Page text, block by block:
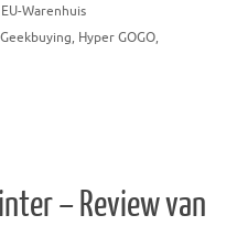
EU-Warenhuis
Geekbuying, Hyper GOGO,
– Review van